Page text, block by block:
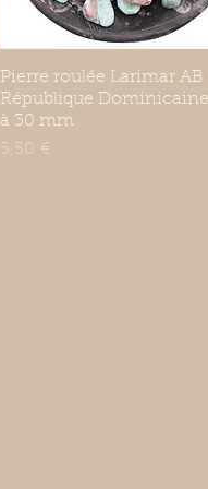
Aperçu rapide
Pierre roulée Larimar AB
République
à 30 mm
Prix
5,50 €